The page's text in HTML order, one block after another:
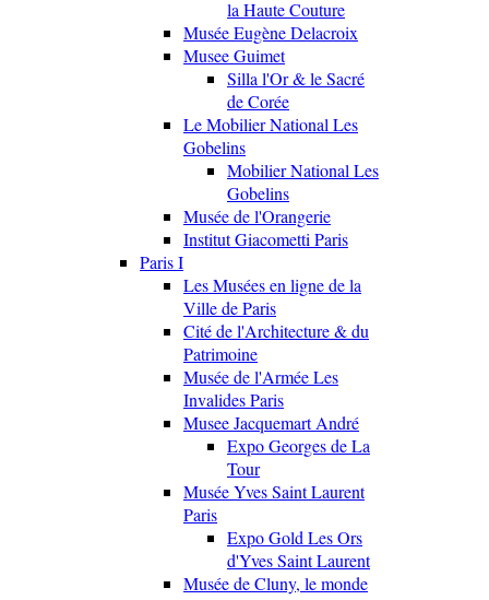
la Haute Couture
Musée Eugène Delacroix
Musee Guimet
Silla l'Or & le Sacré
de Corée
Le Mobilier National Les
Gobelins
Mobilier National Les
Gobelins
Musée de l'Orangerie
Institut Giacometti Paris
Paris I
Les Musées en ligne de la
Ville de Paris
Cité de l'Architecture & du
Patrimoine
Musée de l'Armée Les
Invalides Paris
Musee Jacquemart André
Expo Georges de La
Tour
Musée Yves Saint Laurent
Paris
Expo Gold Les Ors
d'Yves Saint Laurent
Musée de Cluny, le monde